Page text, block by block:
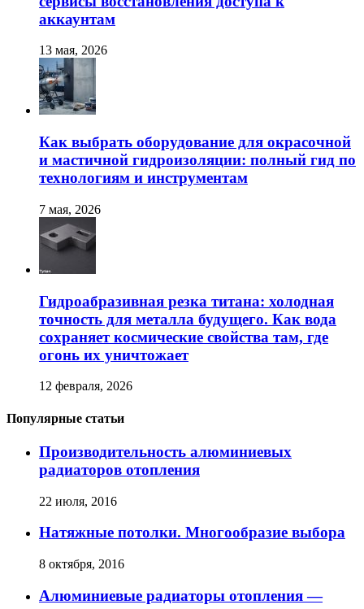
аккаунтам
13 мая, 2026
Как выбрать оборудование для окрасочной
и мастичной гидроизоляции: полный гид по
технологиям и инструментам
7 мая, 2026
Гидроабразивная резка титана: холодная
точность для металла будущего. Как вода
сохраняет космические свойства там, где
огонь их уничтожает
12 февраля, 2026
Популярные статьи
Производительность алюминиевых
радиаторов отопления
22 июля, 2016
Натяжные потолки. Многообразие выбора
8 октября, 2016
Алюминиевые радиаторы отопления —